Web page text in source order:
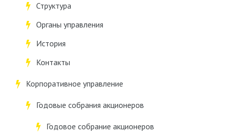
Структура
Органы управления
История
Контакты
Корпоративное управление
Годовые собрания акционеров
Годовое собрание акционеров